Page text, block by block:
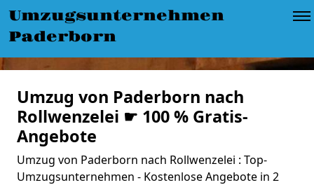
Umzugsunternehmen
Paderborn
Umzug von Paderborn nach
Rollwenzelei ☛ 100 % Gratis-
Angebote
Umzug von Paderborn nach Rollwenzelei : Top-
Umzugsunternehmen - Kostenlose Angebote in 2